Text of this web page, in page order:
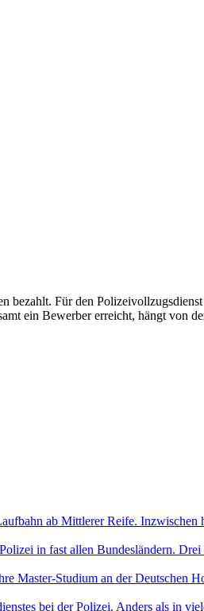
bezahlt. Für den
ein Bewerber erreicht, hängt von
ab Mittlerer Reife. Inzwischen
in fast allen Bundesländern.
Master-Studium an der Deutschen
bei der Polizei. Anders als in